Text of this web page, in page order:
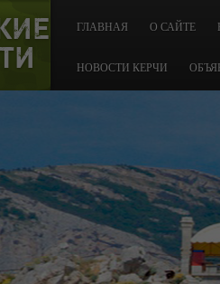
ГЛАВНАЯ О САЙТЕ
НОВОСТИ КЕРЧИ